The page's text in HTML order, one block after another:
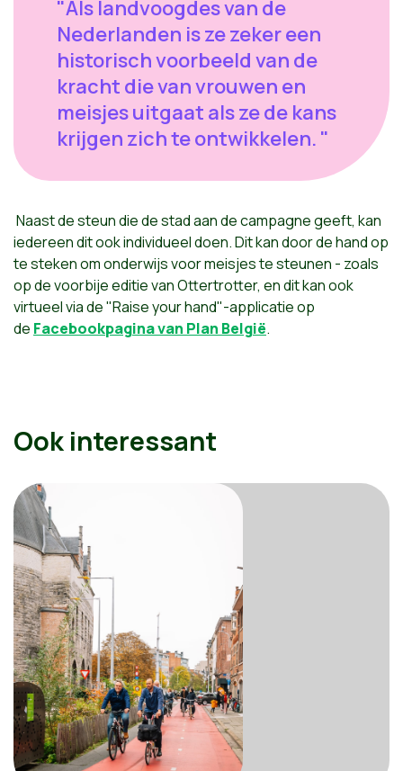
"Als landvoogdes van de
Nederlanden is ze zeker een
historisch voorbeeld van de
kracht die van vrouwen en
meisjes uitgaat als ze de kans
krijgen zich te ontwikkelen. "
Naast de steun die de stad aan de campagne geeft, kan
iedereen dit ook individueel doen. Dit kan door de hand op
te steken om onderwijs voor meisjes te steunen - zoals
op de voorbije editie van Ottertrotter, en dit kan ook
virtueel via de "Raise your hand"-applicatie op
de Facebookpagina van Plan België.
Ook interessant